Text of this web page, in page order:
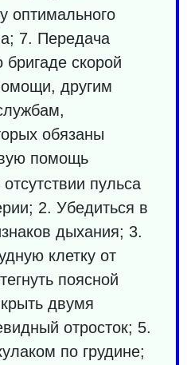
оптимального
7. Передача
бригаде скорой
другим
обязаны
помощь
пульса
2. Убедиться в
дыхания; 3.
клетку от
поясной
двумя
отросток; 5.
по грудине;